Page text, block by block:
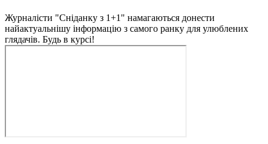
Журналісти "Сніданку з 1+1" намагаються донести
найактуальнішу інформацію з самого ранку для улюблених
глядачів. Будь в курсі!